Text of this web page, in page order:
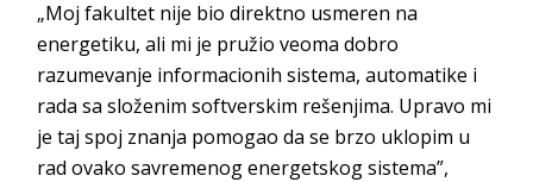
„Moj fakultet nije bio direktno usmeren na
energetiku, ali mi je pružio veoma dobro
razumevanje informacionih sistema, automatike i
rada sa složenim softverskim rešenjima. Upravo mi
je taj spoj znanja pomogao da se brzo uklopim u
rad ovako savremenog energetskog sistema”,